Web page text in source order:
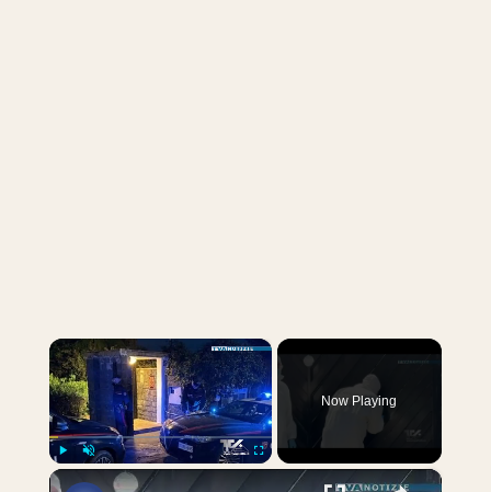
×
Unmute
Now Playing
×